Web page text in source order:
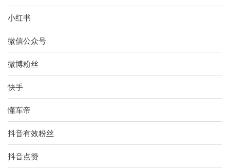
小红书
微信公众号
微博粉丝
快手
懂车帝
抖音有效粉丝
抖音点赞